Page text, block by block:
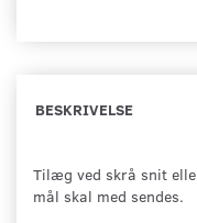
BESKRIVELSE
Tilæg ved skrå snit
mål skal med sendes.